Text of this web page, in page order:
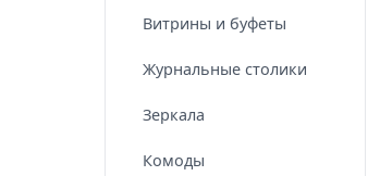
Витрины и буфеты
Журнальные столики
Зеркала
Комоды